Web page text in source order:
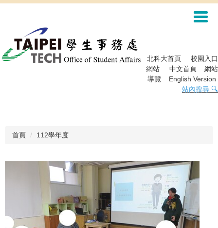
內
容
北科大首頁
校園入口
網站
中文首頁
網站
導覽
English Version
站內搜尋 🔍
首頁 112學年度